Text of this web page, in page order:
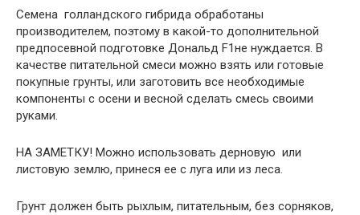
Семена голландского гибрида обработаны
производителем, поэтому в какой-то дополнительной
предпосевной подготовке Дональд F1не нуждается. В
качестве питательной смеси можно взять или готовые
покупные грунты, или заготовить все необходимые
компоненты с осени и весной сделать смесь своими
руками.
НА ЗАМЕТКУ! Можно использовать дерновую или
листовую землю, принеся ее с луга или из леса.
Грунт должен быть рыхлым, питательным, без сорняков,